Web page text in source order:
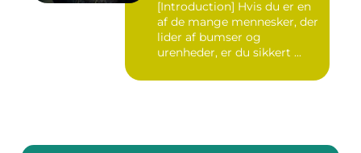
[Introduction] Hvis du er en
af de mange mennesker, der
lider af bumser og
urenheder, er du sikkert ...